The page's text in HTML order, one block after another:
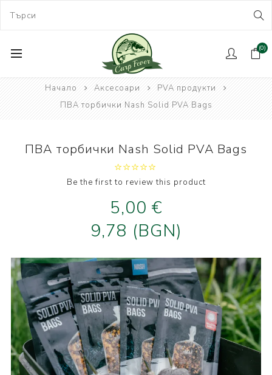
(0)
Начало Аксесоари
PVA продукти
ПВА торбички Nash Solid PVA Bags
ПВА торбички Nash Solid PVA Bags
Be the first to review this product
5,00 €
9,78 (BGN)